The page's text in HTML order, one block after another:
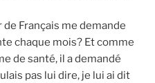
Fran­çais me demande
chaque mois? Et comme
de san­té, il a deman­dé
pas lui dire, je lui ai dit